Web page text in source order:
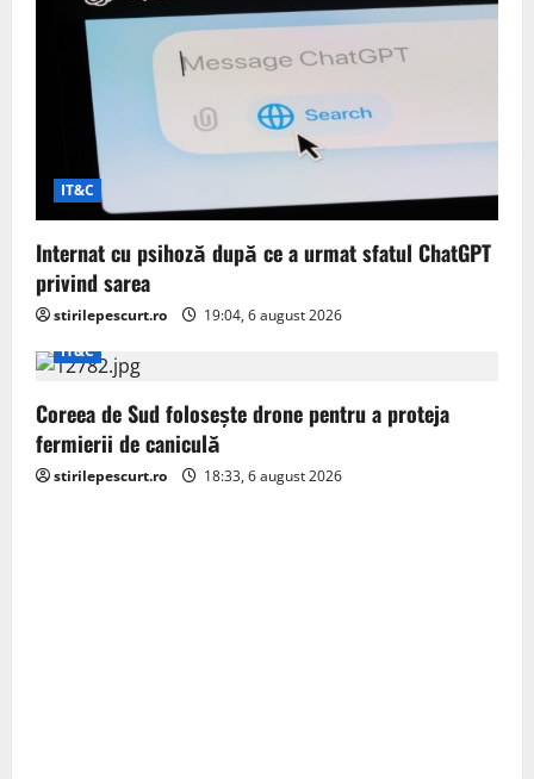
IT&C
Internat cu psihoză după ce a urmat sfatul ChatGPT
privind sarea
stirilepescurt.ro
19:04, 6 august 2026
IT&C
Coreea de Sud folosește drone pentru a proteja
fermierii de caniculă
stirilepescurt.ro 18:33, 6 august 2026